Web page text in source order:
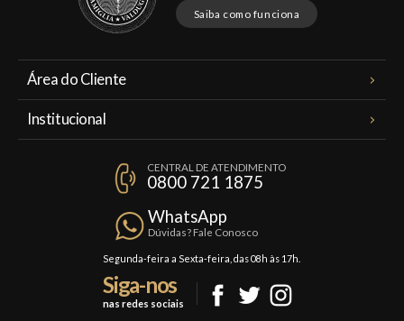
Saiba como funciona
Área do Cliente
Institucional
Política de Privacidade
Trocas e Devoluções
Formas de Pagamento
CENTRAL DE ATENDIMENTO
0800 721 1875
WhatsApp
Dúvidas? Fale Conosco
Segunda-feira a Sexta-feira, das 08h às 17h.
Siga-nos
nas redes sociais